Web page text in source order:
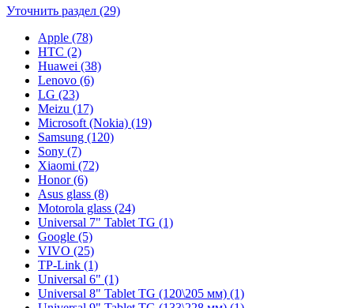
Уточнить раздел (29)
Apple (78)
HTC (2)
Huawei (38)
Lenovo (6)
LG (23)
Meizu (17)
Microsoft (Nokia) (19)
Samsung (120)
Sony (7)
Xiaomi (72)
Honor (6)
Asus glass (8)
Motorola glass (24)
Universal 7" Tablet TG (1)
Google (5)
VIVO (25)
TP-Link (1)
Universal 6" (1)
Universal 8" Tablet TG (120\205 мм) (1)